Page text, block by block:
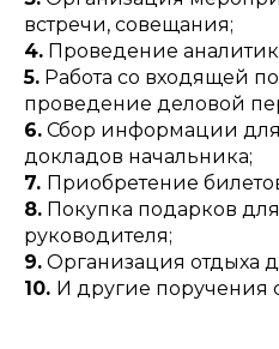
встречи, совещания;
4. Проведение
5. Работа со входящей
проведение деловой
6. Сбор информации
докладов начальника;
7. Приобретение
8. Покупка подарков
руководителя;
9. Организация отдыха
10. И другие поручения